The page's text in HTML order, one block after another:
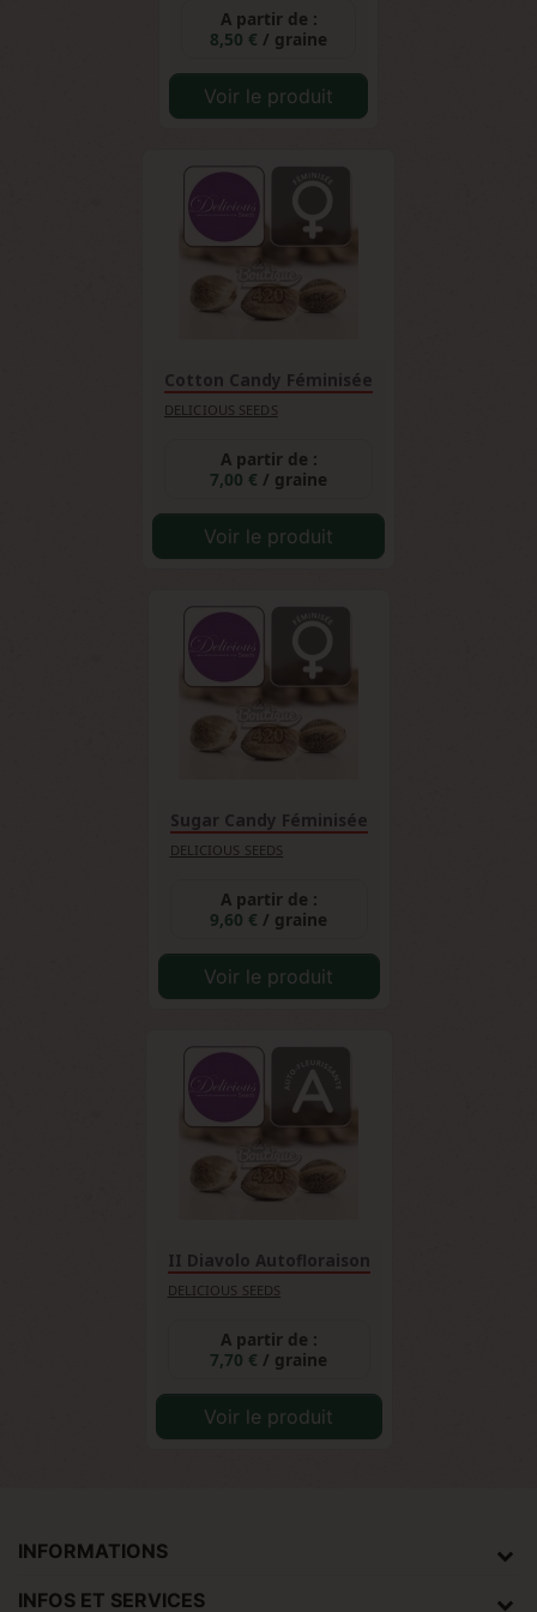
A partir de :
8,50 € / graine
Voir le produit
Cotton Candy Féminisée
DELICIOUS SEEDS
A partir de :
7,00 € / graine
Voir le produit
Sugar Candy Féminisée
DELICIOUS SEEDS
A partir de :
9,60 € / graine
Voir le produit
II Diavolo Autofloraison
DELICIOUS SEEDS
A partir de :
7,70 € / graine
Voir le produit
INFORMATIONS
INFOS ET SERVICES